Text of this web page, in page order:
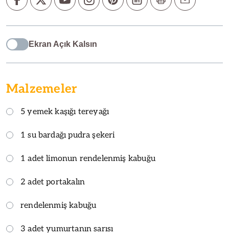
Ekran Açık Kalsın
Malzemeler
5 yemek kaşığı tereyağı
1 su bardağı pudra şekeri
1 adet limonun rendelenmiş kabuğu
2 adet portakalın
rendelenmiş kabuğu
3 adet yumurtanın sarısı